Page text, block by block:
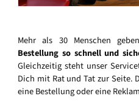
Mehr als 30 Menschen
Bestellung so schnell und
Gleichzeitig steht unser
Dich mit Rat und Tat zur Seite.
eine Bestellung oder eine